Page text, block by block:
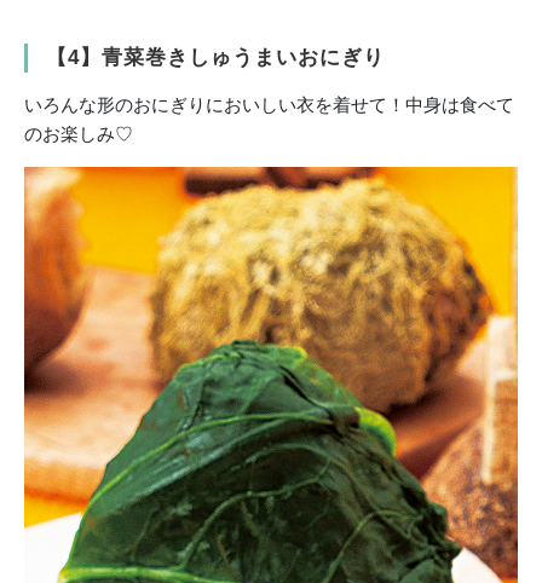
【4】青菜巻きしゅうまいおにぎり
いろんな形のおにぎりにおいしい衣を着せて！中身は食べて
のお楽しみ♡